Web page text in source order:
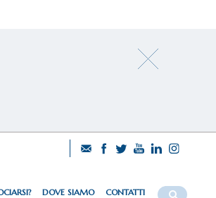
DOVE SIAMO CONTATTI